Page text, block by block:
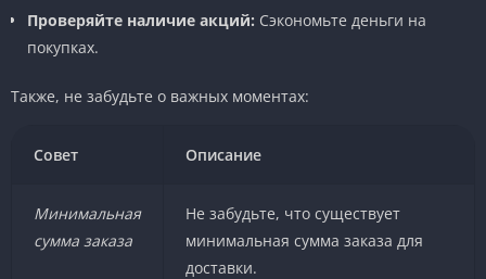
Проверяйте наличие акций: Сэкономьте деньги на
покупках.
Также, не забудьте о важных моментах:
Совет Описание
Минимальная
сумма заказа
Не забудьте, что существует
минимальная сумма заказа для
доставки.